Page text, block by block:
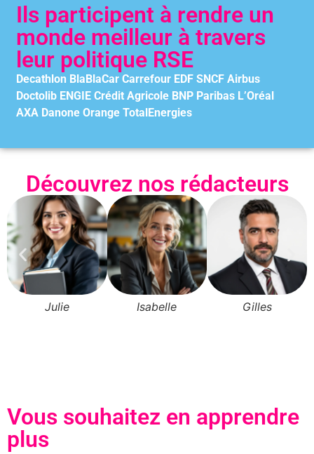
Ils participent à rendre un
monde meilleur à travers
leur politique RSE
Decathlon BlaBlaCar Carrefour EDF SNCF Airbus
Doctolib ENGIE Crédit Agricole BNP Paribas L’Oréal
AXA Danone Orange TotalEnergies
Découvrez nos rédacteurs
Julie Isabelle Gilles
Vous souhaitez en apprendre
plus